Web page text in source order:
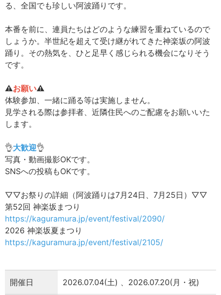
る、全国でも珍しい阿波踊りです。
本番を前に、連員たちはどのような練習を重ねているので
しょうか。半世紀を超えて受け継がれてきた神楽坂の阿波
踊り。その熱気を、ひと足早く感じられる機会になりそう
です。
⚠️お願い⚠️
体験参加、一緒に踊る等は実施しません。
見学される際は参拝者、近隣住民へのご配慮をお願いいた
します。
👌大歓迎👌
写真・動画撮影OKです。
SNSへの投稿もOKです。
▽▽お祭りの詳細（阿波踊りは7月24日、7月25日）▽▽
第52回 神楽坂まつり
https://kaguramura.jp/event/festival/2090/
2026 神楽坂夏まつり
https://kaguramura.jp/event/festival/2105/
開催日 2026.07.04(土) 、2026.07.20(月・祝)